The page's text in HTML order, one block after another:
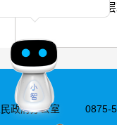
社会救助领域基